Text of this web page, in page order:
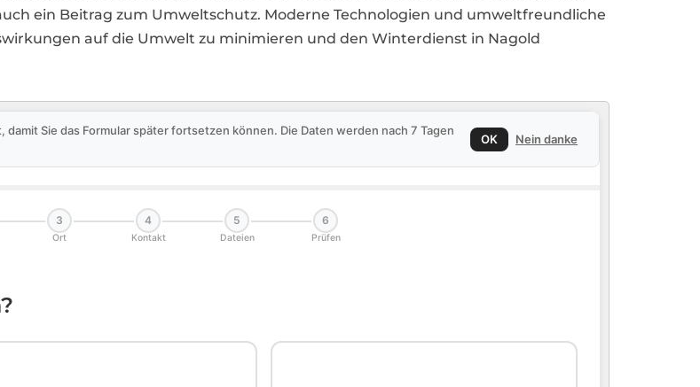
ein Beitrag zum Umweltschutz. Moderne Technologien und umweltfreundliche
auf die Umwelt zu minimieren und den Winterdienst in Nagold
Sie das Formular später fortsetzen können. Die Daten werden nach 7 Tagen
OK Nein danke
3
Ort
4
Kontakt
5
Dateien
6
Prüfen